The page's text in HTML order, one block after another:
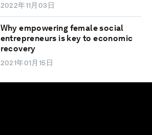
2022年11月03日
Why empowering female social
entrepreneurs is key to economic
recovery
2021年01月15日